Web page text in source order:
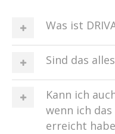
Was ist
Sind das
Kann ich
wenn ich
erreicht